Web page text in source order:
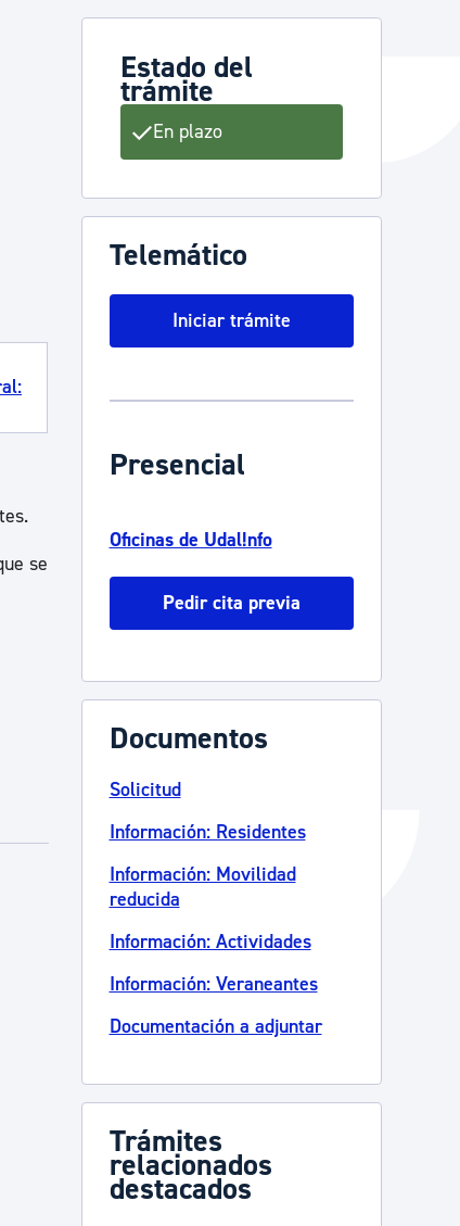
Ayuda a la tramitación
se
Estado del
trámite
En plazo
Telemático
Iniciar trámite
Presencial
Oficinas de Udal!nfo
Pedir cita previa
Documentos
Solicitud
Información: Residentes
Información: Movilidad
reducida
Información: Actividades
Información: Veraneantes
Documentación a adjuntar
Trámites
relacionados
destacados